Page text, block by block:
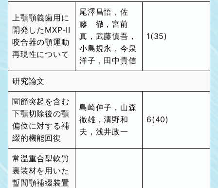
上顎顎義歯用に
開発したMXP-II
咬合器の顎運動
再現性について
尾澤昌悟，佐
藤 徹，宮前
真，武藤慎吾，
小島規永，今泉
洋子，田中貴信
1(35)
研究論文
関節突起を含む
下顎切除後の顎
偏位に対する補
綴的機能回復
島崎伸子，山森
徹雄，清野和
夫，浅井政一
6(40)
常温重合型軟質
裏装材を用いた
暫間顎補綴装置